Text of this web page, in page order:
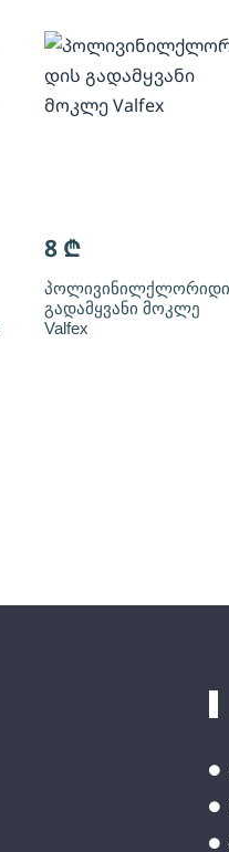
8 ₾
გადამყვანი მოკლე
Valfex